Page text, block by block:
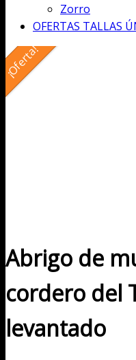
Zorro
OFERTAS TALLAS
¡Oferta!
Abrigo de
cordero del
levantado